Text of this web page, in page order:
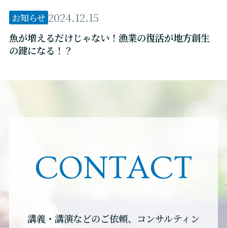
お知らせ 2024.12.15
魚が増えるだけじゃない！漁業の復活が地方創生
の鍵になる！？
CONTACT
講義・講演などのご依頼、コンサルティン